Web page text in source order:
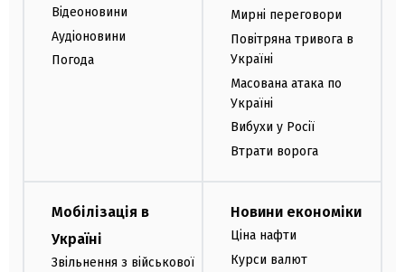
Відеоновини
Аудіоновини
Погода
Мирні переговори
Повітряна тривога в
Україні
Масована атака по
Україні
Вибухи у Росії
Втрати ворога
Мобілізація в
Україні
Звільнення з військової
Новини економіки
Ціна нафти
Курси валют